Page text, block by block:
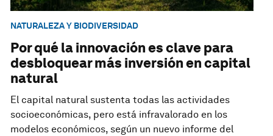
NATURALEZA Y BIODIVERSIDAD
Por qué la innovación es clave para
desbloquear más inversión en capital
natural
El capital natural sustenta todas las actividades
socioeconómicas, pero está infravalorado en los
modelos económicos, según un nuevo informe del